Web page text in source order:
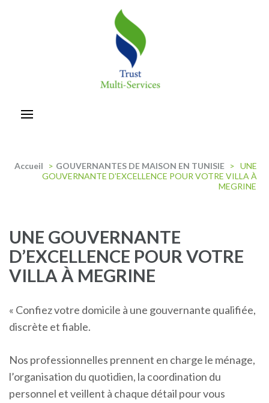
Accueil > GOUVERNANTES DE MAISON EN TUNISIE > UNE
GOUVERNANTE D’EXCELLENCE POUR VOTRE VILLA À
MEGRINE
UNE GOUVERNANTE
D’EXCELLENCE POUR VOTRE
VILLA À MEGRINE
« Confiez votre domicile à une gouvernante qualifiée,
discrète et fiable.
Nos professionnelles prennent en charge le ménage,
l’organisation du quotidien, la coordination du
personnel et veillent à chaque détail pour vous